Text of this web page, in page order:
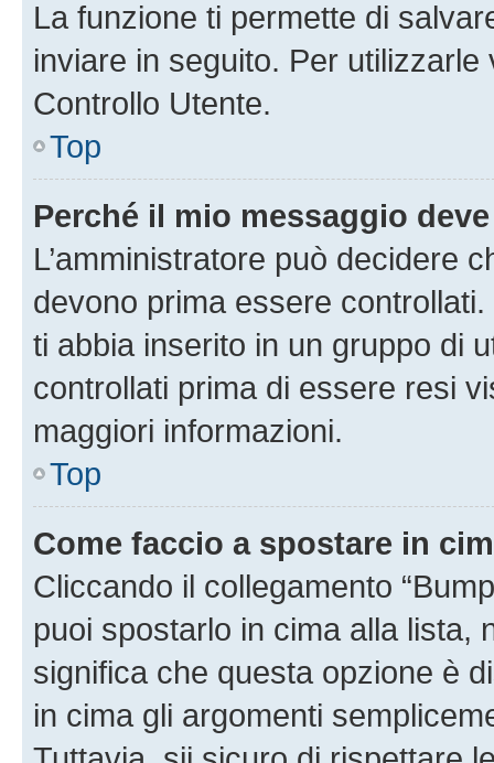
La funzione ti permette di
inviare in seguito. Per utilizzarle
Controllo Utente.
Top
Perché il mio messaggio
L’amministratore può decidere
devono prima essere
ti abbia inserito in un gruppo di
controllati prima di essere resi
maggiori informazioni.
Top
Come faccio a spostare in
Cliccando il collegamento
puoi spostarlo in cima alla lista,
significa che questa opzione è
in cima gli argomenti